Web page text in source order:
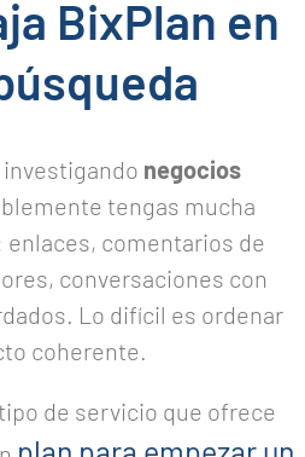
BixPlan en
negocios
tengas mucha
comentarios de
conversaciones con
Lo difícil es ordenar
coherente.
de servicio que ofrece